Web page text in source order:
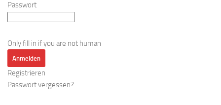
Passwort
Only fill in if you are not human
Registrieren
Passwort vergessen?